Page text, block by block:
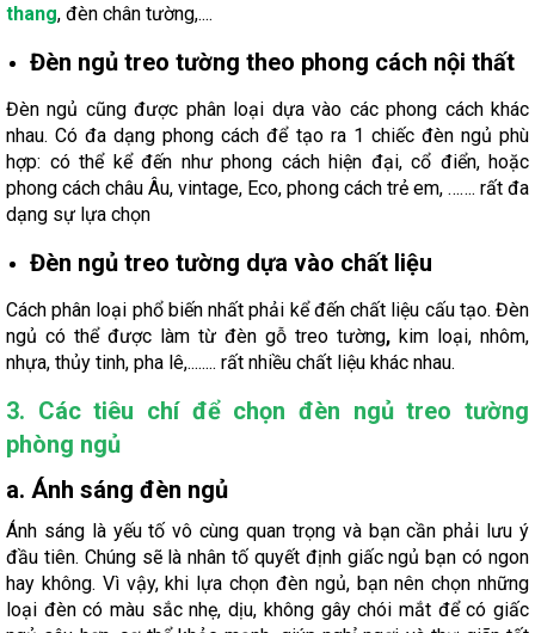
thang, đèn chân tường,....
Đèn ngủ treo tường theo phong cách nội thất
Đèn ngủ cũng được phân loại dựa vào các phong cách khác
nhau. Có đa dạng phong cách để tạo ra 1 chiếc đèn ngủ phù
hợp: có thể kể đến như phong cách hiện đại, cổ điển, hoặc
phong cách châu Âu, vintage, Eco, phong cách trẻ em, ……. rất đa
dạng sự lựa chọn
Đèn ngủ treo tường dựa vào chất liệu
Cách phân loại phổ biến nhất phải kể đến chất liệu cấu tạo. Đèn
ngủ có thể được làm từ đèn gỗ treo tường, kim loại, nhôm,
nhựa, thủy tinh, pha lê,........ rất nhiều chất liệu khác nhau.
3. Các tiêu chí để chọn đèn ngủ treo tường
phòng ngủ
a. Ánh sáng đèn ngủ
Ánh sáng là yếu tố vô cùng quan trọng và bạn cần phải lưu ý
đầu tiên. Chúng sẽ là nhân tố quyết định giấc ngủ bạn có ngon
hay không. Vì vậy, khi lựa chọn đèn ngủ, bạn nên chọn những
loại đèn có màu sắc nhẹ, dịu, không gây chói mắt để có giấc